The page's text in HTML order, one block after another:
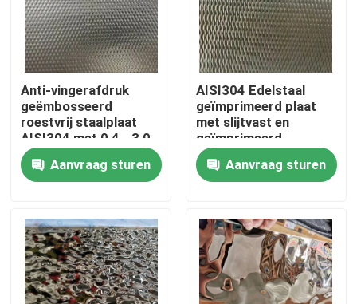
Producten
Anti-vingerafdruk
geëmbosseerd
roestvrij staalplaat
AISI304 met 0,4 - 3,0
mm dikte voor
architecturale
toepassingen
Aanvraag sturen
AISI304 Edelstaal
geïmprimeerd plaat
met slijtvast en
geïmprimeerd
oppervlak voor
decoratieve
toepassingen
Aanvraag sturen